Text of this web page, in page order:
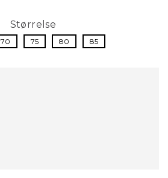
Størrelse
70 75 80 85